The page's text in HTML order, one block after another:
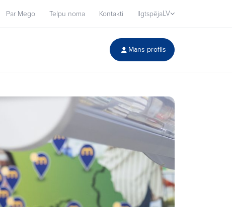
Par Mego Telpu noma Kontakti IlgtspējaLV
Mans profils